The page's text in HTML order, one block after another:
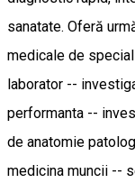
sanatate. Oferă
medicale de
laborator --
performanta --
de anatomie
medicina muncii --